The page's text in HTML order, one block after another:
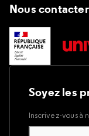
Nous contacter
Soyez les
Inscrivez-vous à